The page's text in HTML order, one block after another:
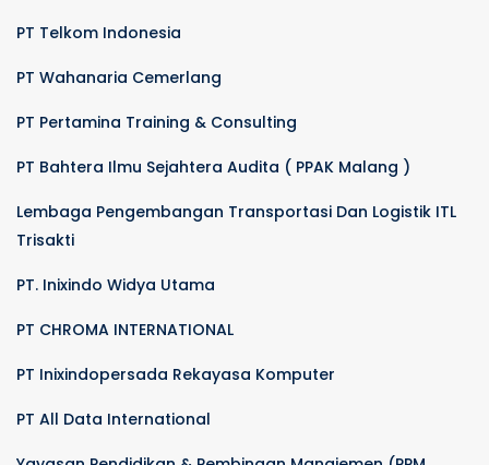
PT Telkom Indonesia
PT Wahanaria Cemerlang
PT Pertamina Training & Consulting
PT Bahtera Ilmu Sejahtera Audita ( PPAK Malang )
Lembaga Pengembangan Transportasi Dan Logistik ITL
Trisakti
PT. Inixindo Widya Utama
PT CHROMA INTERNATIONAL
PT Inixindopersada Rekayasa Komputer
PT All Data International